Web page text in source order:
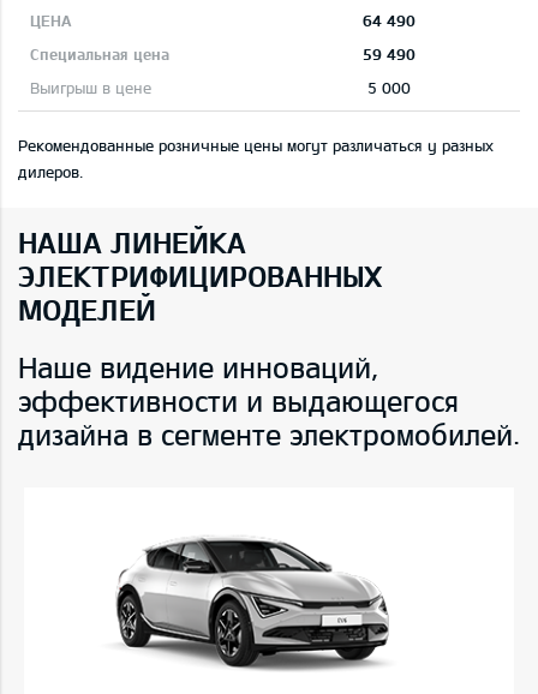
64 490
59 490
5 000
Рекомендованные розничные цены могут различаться у разных
дилеров.
НАША ЛИНЕЙКА
ЭЛЕКТРИФИЦИРОВАННЫХ
МОДЕЛЕЙ
Наше видение инноваций,
эффективности и выдающегося
дизайна в сегменте электромобилей.